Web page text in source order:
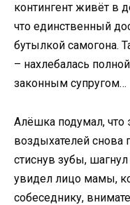
контингент живёт в
что единственный
бутылкой самогона.
– нахлебалась
законным супругом…
Алёшка подумал, что
воздыхателей снова
стиснув зубы,
увидел лицо мамы,
собеседнику,